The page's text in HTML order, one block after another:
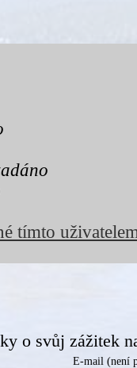
tímto
o svůj zážitek
E-mail (není